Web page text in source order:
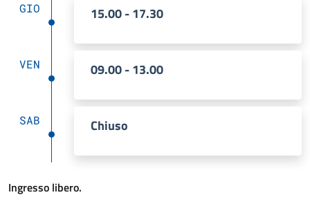
GIO 15.00 - 17.30
VEN 09.00 - 13.00
SAB Chiuso
Ingresso libero.